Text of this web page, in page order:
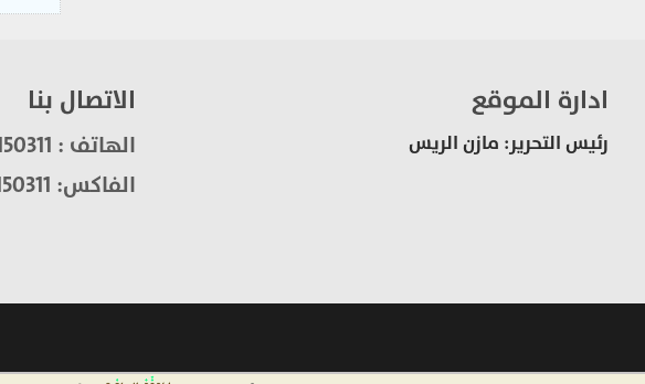
ادارة الموقع
رئيس التحرير: مازن الريس
الاتصال بنا
الهاتف : 2150311
الفاكس: 2150311